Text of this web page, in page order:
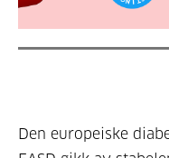
Den europeiske